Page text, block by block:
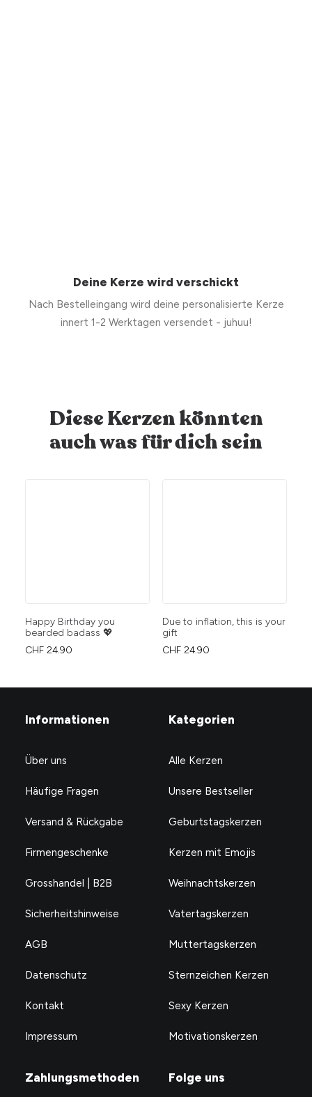
Deine Kerze wird verschickt
Nach Bestelleingang wird deine personalisierte Kerze
innert 1-2 Werktagen versendet - juhuu!
Diese Kerzen könnten
auch was für dich sein
Happy Birthday you
bearded badass 💖
CHF 24.90
Due to inflation, this is your
gift
CHF 24.90
Informationen
Über uns
Häufige Fragen
Versand & Rückgabe
Firmengeschenke
Grosshandel | B2B
Sicherheitshinweise
AGB
Datenschutz
Kontakt
Impressum
Kategorien
Alle Kerzen
Unsere Bestseller
Geburtstagskerzen
Kerzen mit Emojis
Weihnachtskerzen
Vatertagskerzen
Muttertagskerzen
Sternzeichen Kerzen
Sexy Kerzen
Motivationskerzen
Zahlungsmethoden Folge uns